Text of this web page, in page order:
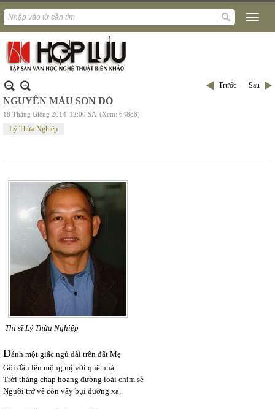
Trước Sau
NGUYÊN MÀU SON ĐỎ
18 Tháng Giêng 2014 12:00 SA (Xem: 64888)
Lý Thừa Nghiệp
Thi sĩ Lý Thừa Nghiệp
Đánh một giấc ngủ dài trên đất Mẹ
Gối đầu lên mộng mị với quê nhà
Trời tháng chạp hoang đường loài chim sẻ
Người trở về còn vấy bụi đường xa.